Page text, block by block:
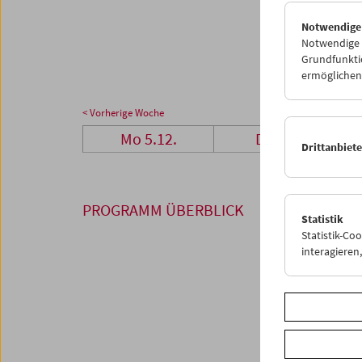
02
< Vorherige Woche
Mo 5.12. Di 6.12.
PROGRAMM ÜBERBLICK
Notwendige
Statistik
Statistik-